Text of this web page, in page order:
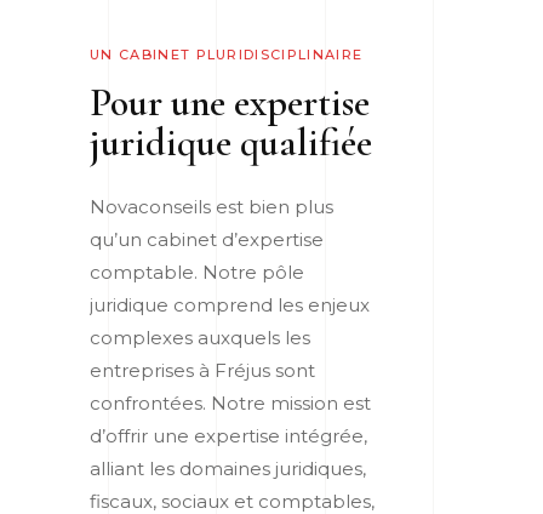
UN CABINET PLURIDISCIPLINAIRE
Pour une expertise
juridique qualifiée
Novaconseils est bien plus
qu’un cabinet d’expertise
comptable. Notre pôle
juridique comprend les enjeux
complexes auxquels les
entreprises à Fréjus sont
confrontées. Notre mission est
d’offrir une expertise intégrée,
alliant les domaines juridiques,
fiscaux, sociaux et comptables,